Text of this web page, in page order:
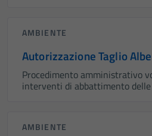
AMBIENTE
Autorizzazione Taglio
Procedimento amministrativo
interventi di abbattimento
AMBIENTE